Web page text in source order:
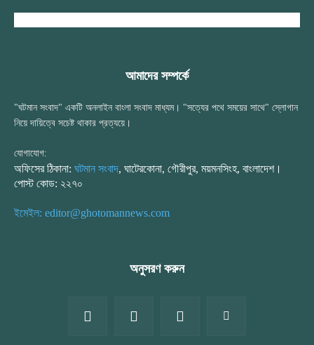
আমাদের সম্পর্কে
"ঘটমান সংবাদ" একটি অনলাইন বাংলা সংবাদ মাধ্যম। "সত্যের পথে সময়ের সাথে" স্লোগান
নিয়ে দায়িত্বে সচেষ্ট থাকার প্রত্যয়ে।
যোগাযোগ:
অফিসের ঠিকানা: ঘটমান সংবাদ, ঘাটেরকোনা, গৌরীপুর, ময়মনসিংহ, বাংলাদেশ।
পোস্ট কোড: ২২৭০
ইমেইল: editor@ghotomannews.com
অনুসরণ করুন